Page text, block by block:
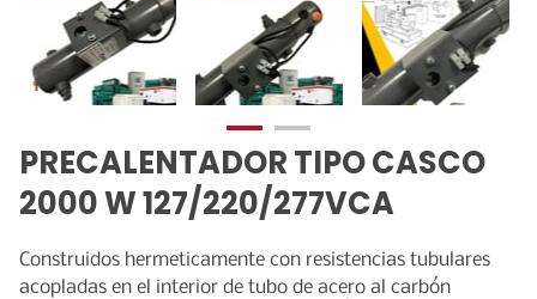
CATALOGO DE EQUIPOS
PRECALENTADOR TIPO CASCO
2000 W 127/220/277VCA
Construidos hermeticamente con resistencias tubulares
acopladas en el interior de tubo de acero al carbón